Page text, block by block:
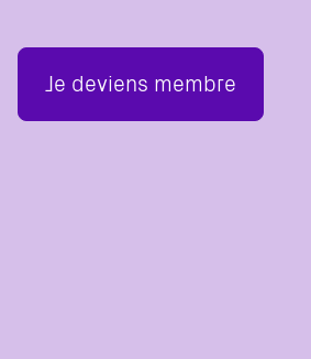
Je deviens membre